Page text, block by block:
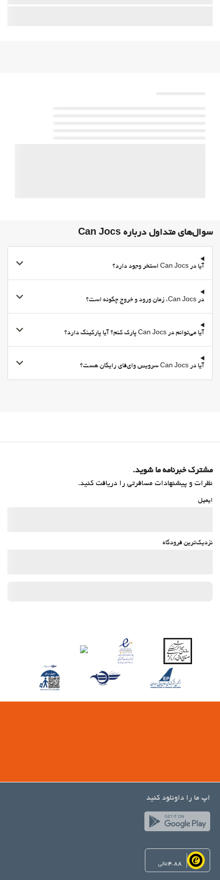
سوال‌های متداول درباره Can Jocs
آیا در Can Jocs استخر وجود دارد؟
در Can Jocs، زمان ورود و خروج چگونه است؟
آیا می‌توانم در Can Jocs پارک کنم؟ آیا پارکینگ دارد؟
آیا در Can Jocs سرویس وای‌فای رایگان هست؟
مشترک خبرنامه ما شوید.
نظرات و پیشنهادات مسافرتی را دریافت کنید.
ایمیل
نزدیک‌ترین فرودگاه
اپ ما را داونلود کنید
4.88عالی